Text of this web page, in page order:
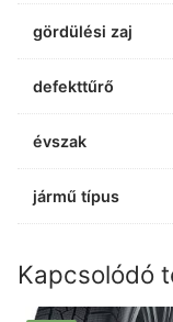
gördülési zaj
defekttűrő
évszak
jármű típus
Kapcsolódó